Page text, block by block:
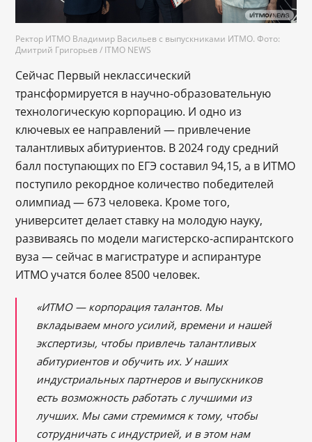
Ректор ИТМО Владимир Васильев с выпускниками ИТМО. Фото:
Дмитрий Григорьев / ITMO NEWS
Сейчас Первый неклассический
трансформируется в научно-образовательную
технологическую корпорацию. И одно из
ключевых ее направлений — привлечение
талантливых абитуриентов. В 2024 году средний
балл поступающих по ЕГЭ составил 94,15, а в ИТМО
поступило рекордное количество победителей
олимпиад — 673 человека. Кроме того,
университет делает ставку на молодую науку,
развиваясь по модели магистерско-аспирантского
вуза ― сейчас в магистратуре и аспирантуре
ИТМО учатся более 8500 человек.
«ИТМО — корпорация талантов. Мы
вкладываем много усилий, времени и нашей
экспертизы, чтобы привлечь талантливых
абитуриентов и обучить их. У наших
индустриальных партнеров и выпускников
есть возможность работать с лучшими из
лучших. Мы сами стремимся к тому, чтобы
сотрудничать с индустрией, и в этом нам